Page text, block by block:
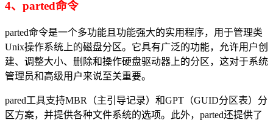
4、parted命令
parted命令是一个多功能且功能强大的实用程序，用于管理类
Unix操作系统上的磁盘分区。它具有广泛的功能，允许用户创
建、调整大小、删除和操作硬盘驱动器上的分区，这对于系统
管理员和高级用户来说至关重要。
pared工具支持MBR（主引导记录）和GPT（GUID分区表）分
区方案，并提供各种文件系统的选项。此外，parted还提供了